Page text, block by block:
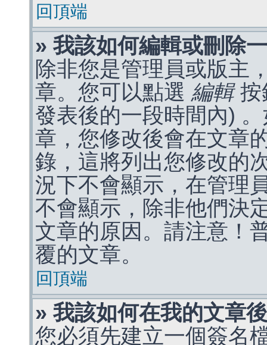
回頂端
» 我該如何編輯或刪除
除非您是管理員或版主
章。您可以點選 編輯按
發表後的一段時間內)
章，您修改後會在文章
錄，這將列出您修改的
況下不會顯示，在管理
不會顯示，除非他們決
文章的原因。請注意！
覆的文章。
回頂端
» 我該如何在我的文章
您必須先建立一個簽名